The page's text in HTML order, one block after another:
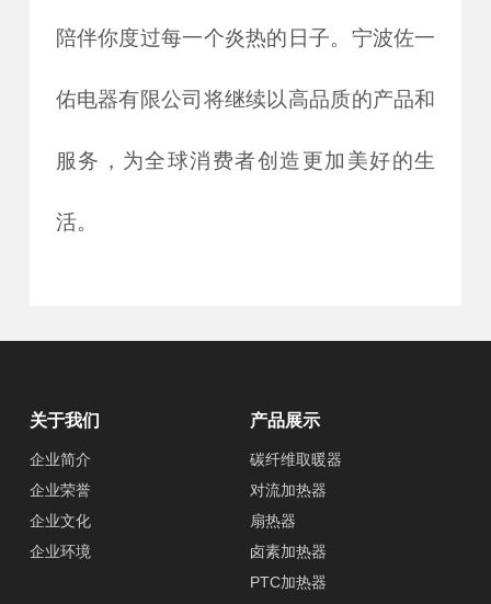
陪伴你度过每一个炎热的日子。宁波佐一
佑电器有限公司将继续以高品质的产品和
服务，为全球消费者创造更加美好的生
活。
关于我们
企业简介
企业荣誉
企业文化
企业环境
产品展示
碳纤维取暖器
对流加热器
扇热器
卤素加热器
PTC加热器